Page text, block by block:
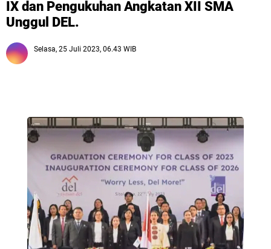
IX dan Pengukuhan Angkatan XII SMA
Unggul DEL.
Selasa, 25 Juli 2023, 06.43 WIB